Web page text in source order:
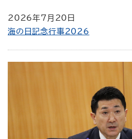
2026年7月20日
海の日記念行事2026